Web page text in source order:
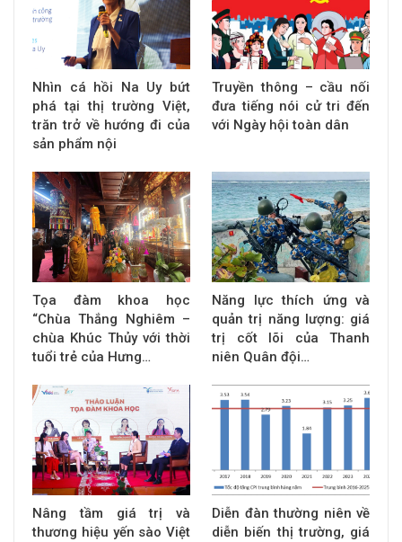
Nhìn cá hồi Na Uy bứt
phá tại thị trường Việt,
trăn trở về hướng đi của
sản phẩm nội
Truyền thông – cầu nối
đưa tiếng nói cử tri đến
với Ngày hội toàn dân
Tọa đàm khoa học
“Chùa Thắng Nghiêm –
chùa Khúc Thủy với thời
tuổi trẻ của Hưng…
Năng lực thích ứng và
quản trị năng lượng: giá
trị cốt lõi của Thanh
niên Quân đội…
Nâng tầm giá trị và
thương hiệu yến sào Việt
Diễn đàn thường niên về
diễn biến thị trường, giá